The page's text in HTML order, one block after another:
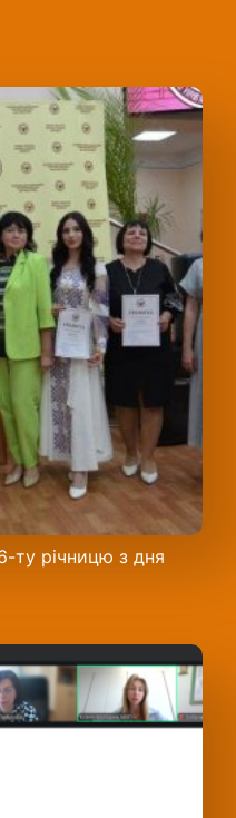
ту річницю з дня